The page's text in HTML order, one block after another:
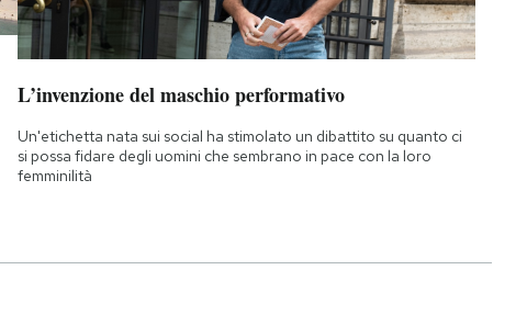
L’invenzione del maschio performativo
Un'etichetta nata sui social ha stimolato un dibattito su quanto ci
si possa fidare degli uomini che sembrano in pace con la loro
femminilità